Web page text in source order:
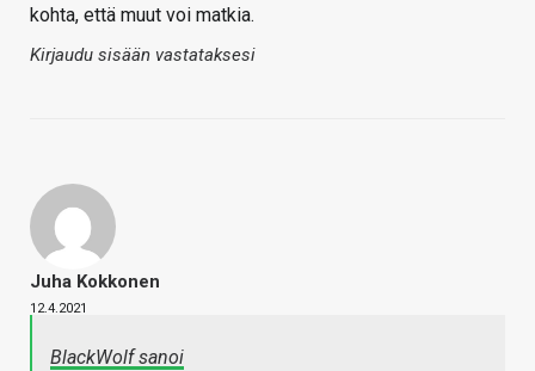
kohta, että muut voi matkia.
Kirjaudu sisään vastataksesi
Juha Kokkonen
12.4.2021
BlackWolf sanoi